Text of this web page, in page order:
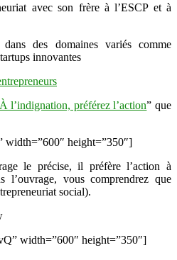
avec son frère à l’ESCP et à
des domaines variés comme
innovantes
l’indignation, préférez l’action” que
height=”350″]
le précise, il préfère l’action à
l’ouvrage, vous comprendrez que
social).
width=”600″ height=”350″]